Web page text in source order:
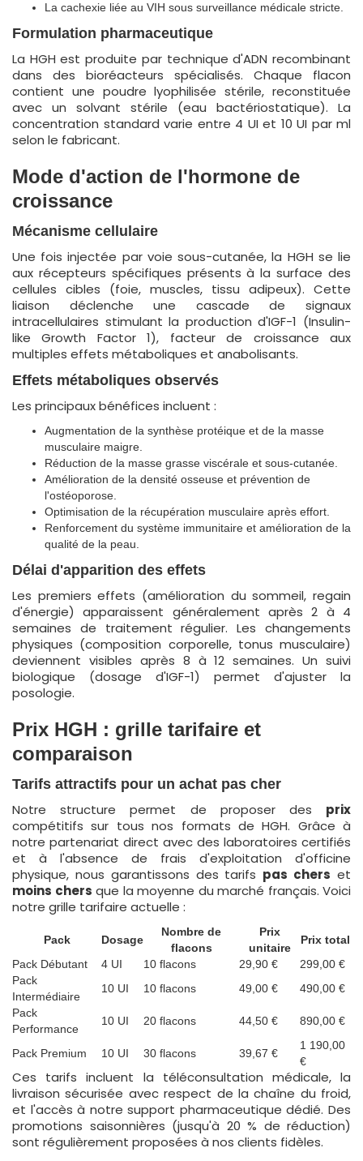
La cachexie liée au VIH sous surveillance médicale stricte.
Formulation pharmaceutique
La HGH est produite par technique d'ADN recombinant
dans des bioréacteurs spécialisés. Chaque flacon
contient une poudre lyophilisée stérile, reconstituée
avec un solvant stérile (eau bactériostatique). La
concentration standard varie entre 4 UI et 10 UI par ml
selon le fabricant.
Mode d'action de l'hormone de
croissance
Mécanisme cellulaire
Une fois injectée par voie sous-cutanée, la HGH se lie
aux récepteurs spécifiques présents à la surface des
cellules cibles (foie, muscles, tissu adipeux). Cette
liaison déclenche une cascade de signaux
intracellulaires stimulant la production d'IGF-1 (Insulin-
like Growth Factor 1), facteur de croissance aux
multiples effets métaboliques et anabolisants.
Effets métaboliques observés
Les principaux bénéfices incluent :
Augmentation de la synthèse protéique et de la masse
musculaire maigre.
Réduction de la masse grasse viscérale et sous-cutanée.
Amélioration de la densité osseuse et prévention de
l'ostéoporose.
Optimisation de la récupération musculaire après effort.
Renforcement du système immunitaire et amélioration de la
qualité de la peau.
Délai d'apparition des effets
Les premiers effets (amélioration du sommeil, regain
d'énergie) apparaissent généralement après 2 à 4
semaines de traitement régulier. Les changements
physiques (composition corporelle, tonus musculaire)
deviennent visibles après 8 à 12 semaines. Un suivi
biologique (dosage d'IGF-1) permet d'ajuster la
posologie.
Prix HGH : grille tarifaire et
comparaison
Tarifs attractifs pour un achat pas cher
Notre structure permet de proposer des prix
compétitifs sur tous nos formats de HGH. Grâce à
notre partenariat direct avec des laboratoires certifiés
et à l'absence de frais d'exploitation d'officine
physique, nous garantissons des tarifs pas chers et
moins chers que la moyenne du marché français. Voici
notre grille tarifaire actuelle :
Pack Dosage
Nombre de
flacons
Prix
unitaire
Prix total
Pack Débutant
4 UI 10 flacons 29,90 €
299,00 €
Pack
Intermédiaire
10 UI 10 flacons 49,00 €
490,00 €
Pack
Performance
10 UI 20 flacons 44,50 € 890,00 €
Pack Premium 10 UI 30 flacons 39,67 €
1 190,00
€
Ces tarifs incluent la téléconsultation médicale, la
livraison sécurisée avec respect de la chaîne du froid,
et l'accès à notre support pharmaceutique dédié. Des
promotions saisonnières (jusqu'à 20 % de réduction)
sont régulièrement proposées à nos clients fidèles.